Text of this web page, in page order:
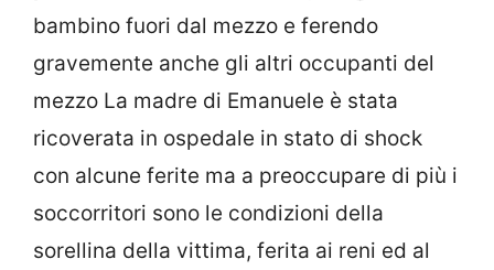
bambino fuori dal mezzo e ferendo
gravemente anche gli altri occupanti del
mezzo La madre di Emanuele è stata
ricoverata in ospedale in stato di shock
con alcune ferite ma a preoccupare di più i
soccorritori sono le condizioni della
sorellina della vittima, ferita ai reni ed al